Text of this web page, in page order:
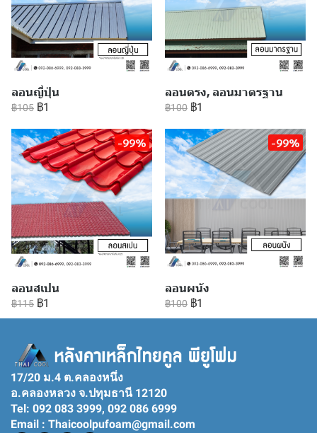
ลอนญี่ปุ่น
฿105 ฿1
ลอนตรง, ลอนมาตรฐาน
฿100 ฿1
-99%
ลอนสเปน
฿115 ฿1
-99%
ลอนผนัง
฿100 ฿1
17/20 ม.4 ต.คลองหนึ่ง
อ.คลองหลวง จ.ปทุมธานี 12120
Tel: 092 083 3999, 092 086 6999
Email : Thaicoolpufoam@gmail.com